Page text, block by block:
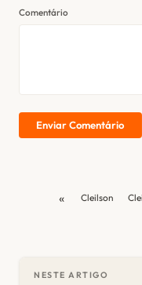
Comentário
Enviar Comentário
« Cleilson
NESTE ARTIGO